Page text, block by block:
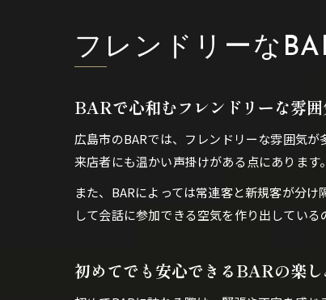
フレンドリーな
BARで心和むフレンドリーな雰
広島市のBARでは、フレンドリーな雰囲気
来店者にも温かい声掛けがある点にありま
また、BARによっては常連客と新規客が分
して会話に参加できる空気を作り出してい
初めてでも安心できるBARの楽